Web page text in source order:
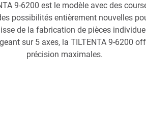
9-6200 est le modèle avec des
possibilités entièrement nouvelles
de la fabrication de pièces
sur 5 axes, la TILTENTA 9-6200
précision maximales.